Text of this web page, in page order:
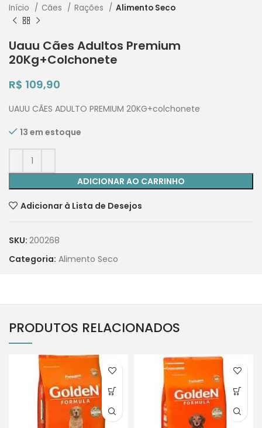
Início Cães Rações Alimento Seco
Uauu Cães Adultos Premium
20Kg+Colchonete
R$ 109,90
UAUU CÃES ADULTO PREMIUM 20KG+colchonete
13 em estoque
ADICIONAR AO CARRINHO
Adicionar à Lista de Desejos
SKU: 200268
Categoria: Alimento Seco
PRODUTOS RELACIONADOS